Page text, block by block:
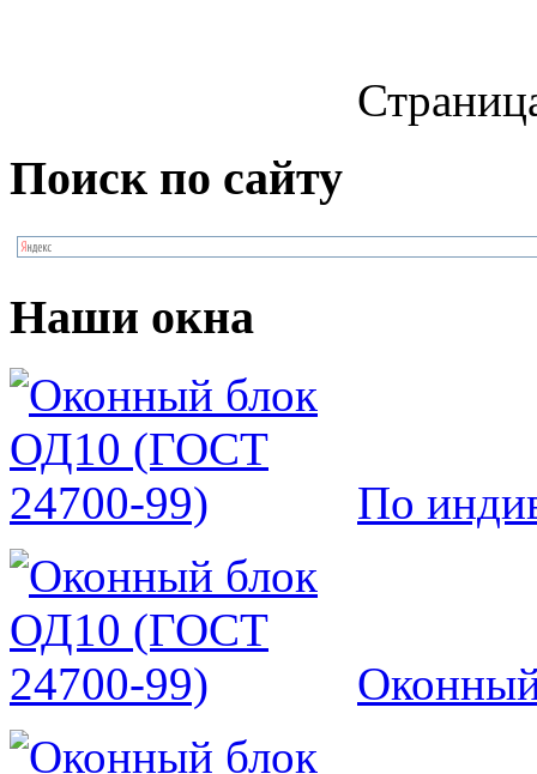
Поиск по сайту
Наши окна
По